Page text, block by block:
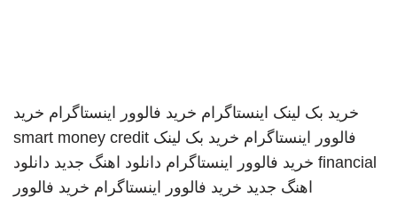
خرید بک لینک اینستاگرام خرید فالوور اینستاگرام خرید
فالوور اینستاگرام خرید بک لینک smart money credit
financial خرید فالوور اینستاگرام دانلود اهنگ جدید دانلود
اهنگ جدید خرید فالوور اینستاگرام خرید فالوور